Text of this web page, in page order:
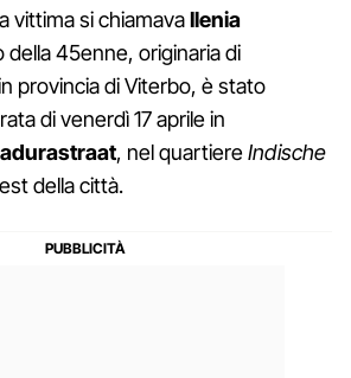
vittima si chiamavaIlenia
della 45enne, originaria di
provincia di Viterbo, è stato
di venerdì 17 aprile in
, nel quartiereIndische
della città.